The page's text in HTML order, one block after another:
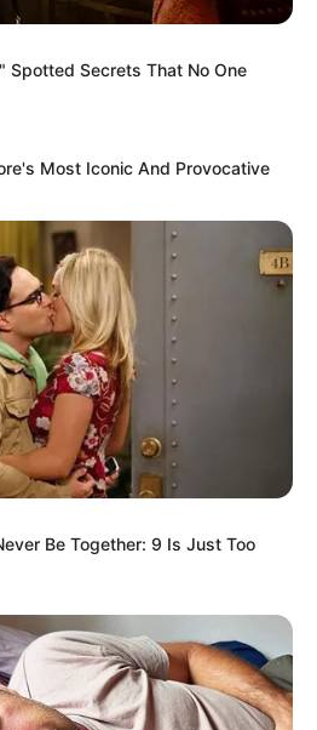
Spotted Secrets That No One
Most Iconic And Provocative
Be Together: 9 Is Just Too